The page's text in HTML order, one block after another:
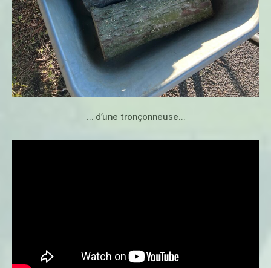
… d’une tronçonneuse…